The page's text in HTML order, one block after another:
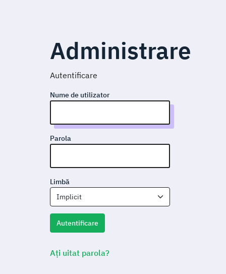
Administrare
Autentificare
Nume de utilizator
Parola
Limbă
Implicit
Autentificare
Ați uitat parola?